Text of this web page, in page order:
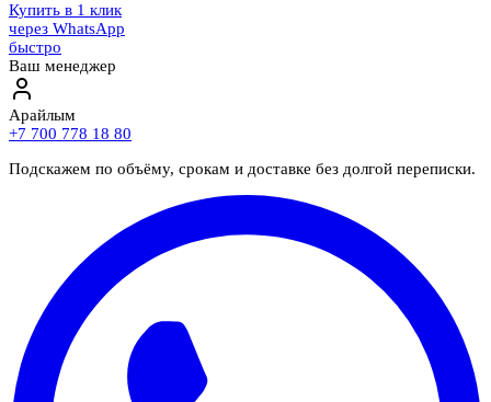
Купить в 1 клик
через WhatsApp
быстро
Ваш менеджер
Арайлым
+7 700 778 18 80
Подскажем по объёму, срокам и доставке без долгой переписки.